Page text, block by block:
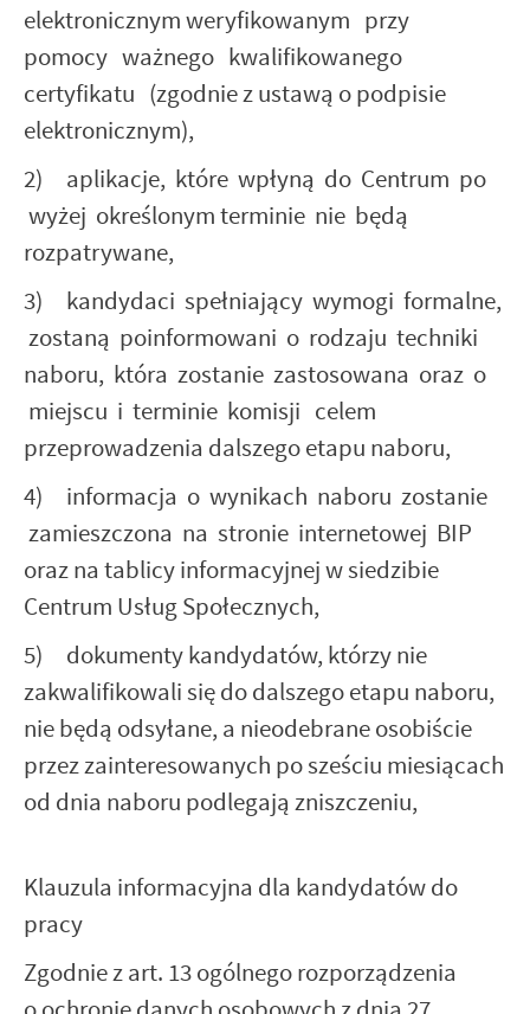
elektronicznym weryfikowanym przy
pomocy ważnego kwalifikowanego
certyfikatu (zgodnie z ustawą o podpisie
elektronicznym),
2) aplikacje, które wpłyną do Centrum po
wyżej określonym terminie nie będą
rozpatrywane,
3) kandydaci spełniający wymogi formalne,
zostaną poinformowani o rodzaju techniki
naboru, która zostanie zastosowana oraz o
miejscu i terminie komisji celem
przeprowadzenia dalszego etapu naboru,
4) informacja o wynikach naboru zostanie
zamieszczona na stronie internetowej BIP
oraz na tablicy informacyjnej w siedzibie
Centrum Usług Społecznych,
5) dokumenty kandydatów, którzy nie
zakwalifikowali się do dalszego etapu naboru,
nie będą odsyłane, a nieodebrane osobiście
przez zainteresowanych po sześciu miesiącach
od dnia naboru podlegają zniszczeniu,
Klauzula informacyjna dla kandydatów do
pracy
Zgodnie z art. 13 ogólnego rozporządzenia